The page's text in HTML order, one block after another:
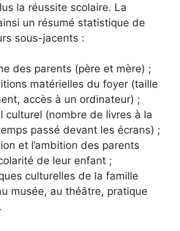
la réussite scolaire. La
un résumé statistique de
sous-jacents :
des parents (père et mère) ;
matérielles du foyer (taille
accès à un ordinateur) ;
culturel (nombre de livres à la
passé devant les écrans) ;
et l’ambition des parents
de leur enfant ;
culturelles de la famille
musée, au théâtre, pratique